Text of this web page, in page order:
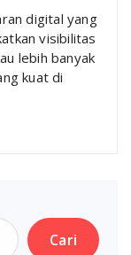
digital yang
visibilitas
lebih banyak
kuat di
Cari